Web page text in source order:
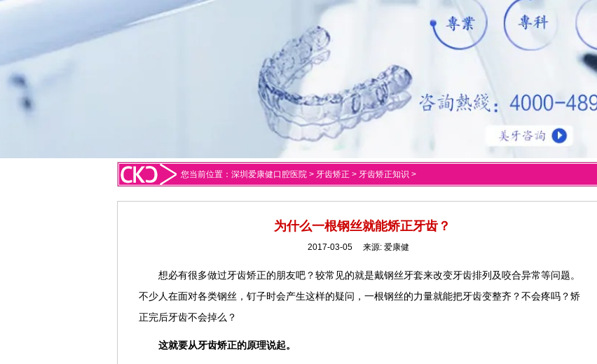
您当前位置： 深圳爱康健口腔医院 > 牙齿矫正 > 牙齿矫正知识 >
为什么一根钢丝就能矫正牙齿？
2017-03-05 来源: 爱康健
想必有很多做过牙齿矫正的朋友吧？较常见的就是戴钢丝牙套来改变牙齿排列及咬合异常等问题。
不少人在面对各类钢丝，钉子时会产生这样的疑问，一根钢丝的力量就能把牙齿变整齐？不会疼吗？矫
正完后牙齿不会掉么？
这就要从牙齿矫正的原理说起。